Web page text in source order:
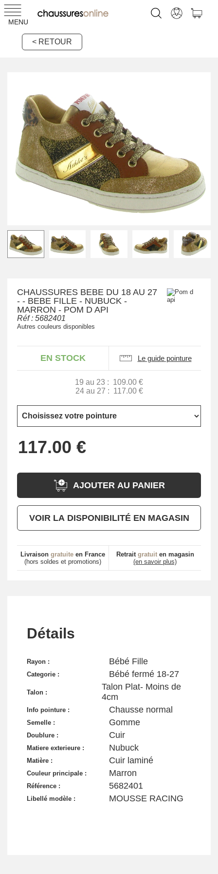
MENU
< RETOUR
CHAUSSURES BEBE DU 18 AU 27
- - BEBE FILLE - NUBUCK -
MARRON - POM D API
Réf : 5682401
Autres couleurs disponibles
EN STOCK Le guide pointure
19 au 23 : 109.00 €
24 au 27 : 117.00 €
AJOUTER AU PANIER
VOIR LA DISPONIBILITÉ EN MAGASIN
Livraison gratuite en France
(hors soldes et promotions)
Retrait gratuiten magasin
(en savoir plus)
Détails
Rayon : Bébé Fille
Categorie : Bébé fermé 18-27
Talon :
Talon Plat- Moins de
4cm
Info pointure : Chausse normal
Semelle : Gomme
Doublure : Cuir
Matiere exterieure : Nubuck
Matière : Cuir laminé
Couleur principale : Marron
Référence : 5682401
Libellé modèle : MOUSSE RACING